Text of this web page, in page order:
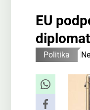
EU
Politika